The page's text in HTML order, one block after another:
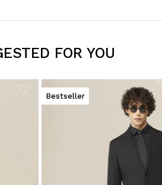
FOR YOU
Bestseller